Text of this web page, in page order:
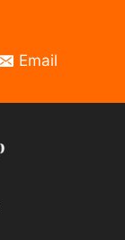
Email